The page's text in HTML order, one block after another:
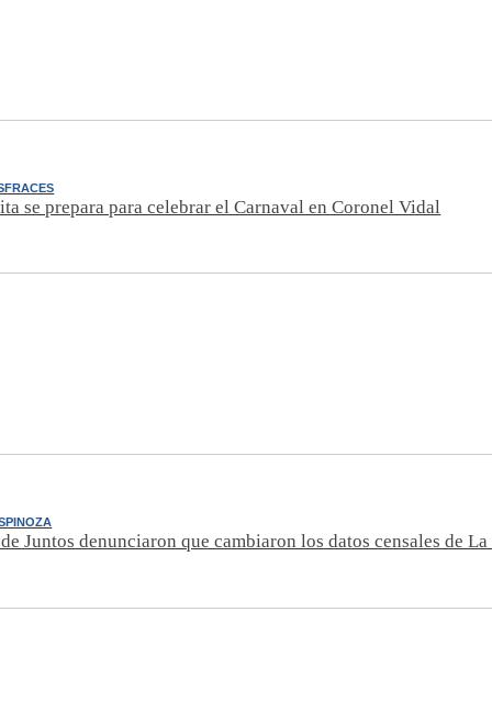
se prepara para celebrar el Carnaval en Coronel Vidal
Juntos denunciaron que cambiaron los datos censales de